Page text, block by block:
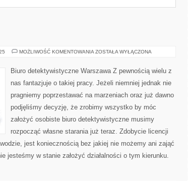
MOŻLIWOŚĆ KOMENTOWANIA KORPORACJE
ZOSTAŁA WYŁĄCZONA
Biuro detektywistyczne Warszawa Z pewnością wielu z
nas fantazjuje o takiej pracy. Jeżeli niemniej jednak nie
pragniemy poprzestawać na marzeniach oraz już dawno
podjęliśmy decyzję, że zrobimy wszystko by móc
założyć osobiste biuro detektywistyczne musimy
rozpocząć własne starania już teraz. Zdobycie licencji
jest koniecznością bez jakiej nie możemy ani zająć
jesteśmy w stanie założyć działalności o tym kierunku.